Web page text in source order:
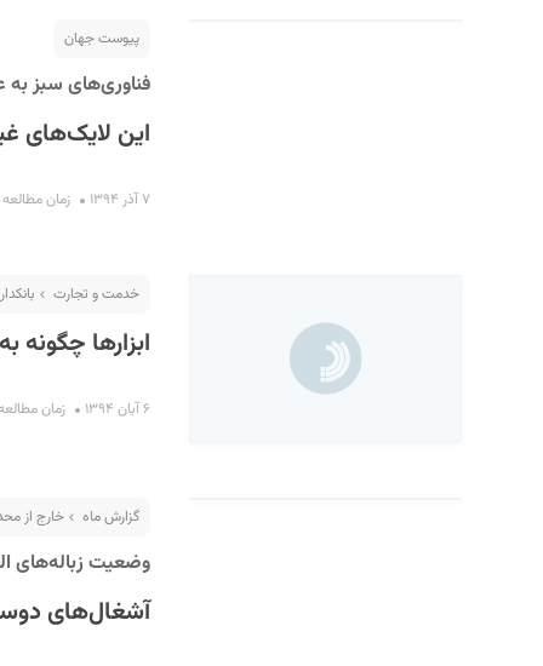
کنید.
پیوست جهان
فناوری‌های سبز به
این لایک‌های
۷ آذر ۱۳۹۴ زمان مطالعه : ۳
خدمت و تجارت
ابزارها
۶ آبان ۱۳۹۴ زمان مطالعه : ۴
گزارش ماه خارج از
وضعیت زباله‌های
آشغال‌های